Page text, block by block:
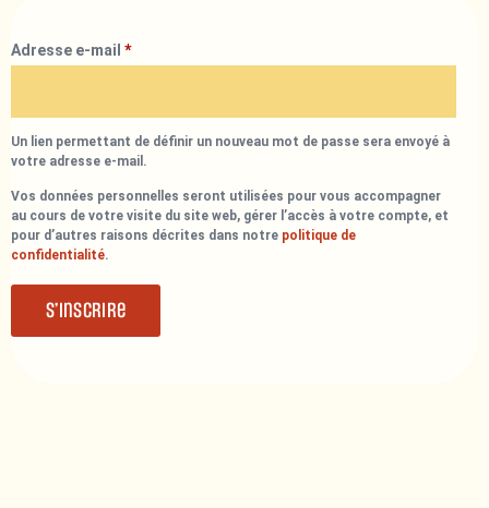
Adresse e-mail *
Un lien permettant de définir un nouveau mot de passe sera envoyé à
votre adresse e-mail.
Vos données personnelles seront utilisées pour vous accompagner
au cours de votre visite du site web, gérer l’accès à votre compte, et
pour d’autres raisons décrites dans notre politique de
confidentialité.
S’inscrire